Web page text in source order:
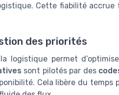
Cette fiabilité
des priorités
logistique permet
sont pilotés par des
Cela libère du temps